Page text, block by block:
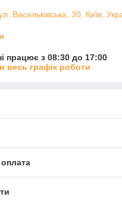
Васильківська, 30, Київ,
працює з 08:30 до 17:00
весь графік роботи